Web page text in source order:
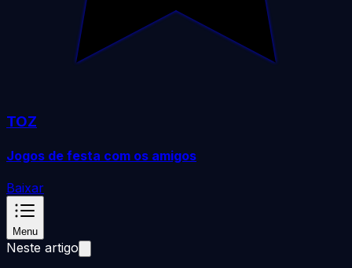
TOZ
Jogos de festa com os amigos
Baixar
Menu
Neste artigo